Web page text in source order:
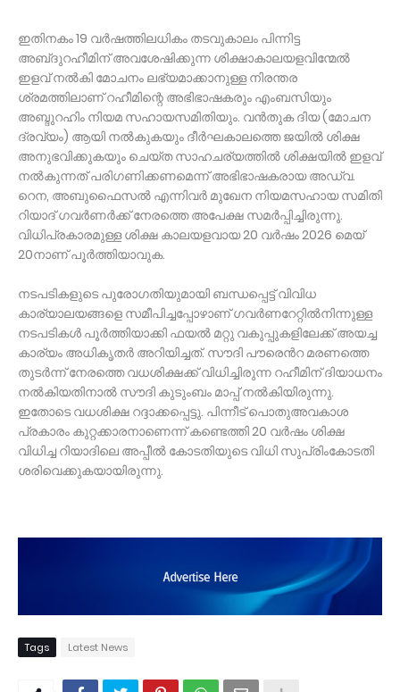
ഇതിനകം 19 വർഷത്തിലധികം തടവുകാലം പിന്നിട്ട
അബ്‌ദുറഹീമിന് അവശേഷിക്കുന്ന ശിക്ഷാകാലയളവിന്മേൽ
ഇളവ് നൽകി മോചനം ലഭ്യമാക്കാനുള്ള നിരന്തര
ശ്രമത്തിലാണ് റഹീമിന്റെ അഭിഭാഷകരും എംബസിയും
അബ്ദുറഹിം നിയമ സഹായസമിതിയും. വൻതുക ദിയ (മോചന
ദ്രവ്യം) ആയി നൽകുകയും ദീർഘകാലത്തെ ജയിൽ ശിക്ഷ
അനുഭവിക്കുകയും ചെയ്ത സാഹചര്യത്തിൽ ശിക്ഷയിൽ ഇളവ്
നൽകുന്നത് പരിഗണിക്കണമെന്ന് അഭിഭാഷകരായ അഡ്വ.
റെന, അബുഫൈസൽ എന്നിവർ മുഖേന നിയമസഹായ സമിതി
റിയാദ് ഗവർണർക്ക് നേരത്തെ അപേക്ഷ സമർപ്പിച്ചിരുന്നു.
വിധിപ്രകാരമുള്ള ശിക്ഷ കാലയളവായ 20 വർഷം 2026 മെയ്
20നാണ് പൂർത്തിയാവുക.
നടപടികളുടെ പുരോഗതിയുമായി ബന്ധപ്പെട്ട് വിവിധ
കാര്യാലയങ്ങളെ സമീപിച്ചപ്പോഴാണ് ഗവർണറേറ്റിൽനിന്നുള്ള
നടപടികൾ പൂർത്തിയാക്കി ഫയൽ മറ്റു വകുപ്പുകളിലേക്ക് അയച്ച
കാര്യം അധികൃതർ അറിയിച്ചത്. സൗദി പൗരെൻറ മരണത്തെ
തുടർന്ന് നേരത്തെ വധശിക്ഷക്ക് വിധിച്ചിരുന്ന റഹീമിന് ദിയാധനം
നൽകിയതിനാൽ സൗദി കുടുംബം മാപ്പ് നൽകിയിരുന്നു.
ഇതോടെ വധശിക്ഷ റദ്ദാക്കപ്പെട്ടു. പിന്നീട് പൊതുഅവകാശ
പ്രകാരം കുറ്റക്കാരനാണെന്ന് കണ്ടെത്തി 20 വർഷം ശിക്ഷ
വിധിച്ച റിയാദിലെ അപ്പീൽ കോടതിയുടെ വിധി സുപ്രിംകോടതി
ശരിവെക്കുകയായിരുന്നു.
Tags Latest News